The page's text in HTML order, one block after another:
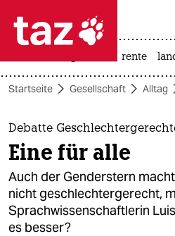
 taz zahl ich
taz zahl ich
themen
politik
öko
gesellschaft
rente
Startseite Gesellschaft Alltag
Debatte
Eine für alle
Auch der Genderstern
nicht geschlechtergerecht,
Sprachwissenschaftlerin
es besser?